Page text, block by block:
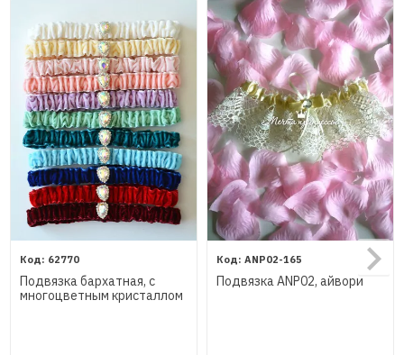
62770
Подвязка бархатная, с
многоцветным кристаллом
ANP02-165
Подвязка ANP02, айвори